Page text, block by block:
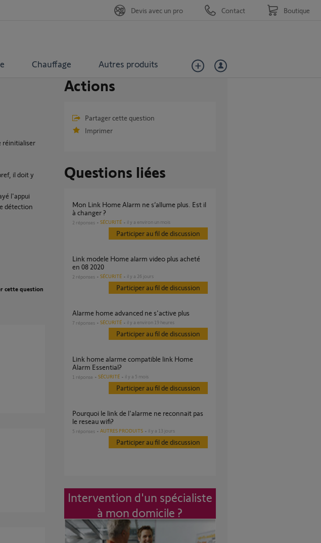
Chauffage Autres produits
Devis avec un pro Contact Boutique
réinitialiser
il doit y
l'appui
détection
cette question
Actions
Partager cette question
Imprimer
Questions liées
Mon Link Home Alarm ne s’allume plus. Est il
à changer ?
2 réponses SÉCURITÉ il y a environ un mois
Participer au fil de discussion
Link modele Home alarm video plus acheté
en 08 2020
2 réponses SÉCURITÉ il y a 26 jours
Participer au fil de discussion
Alarme home advanced ne s'active plus
7 réponses SÉCURITÉ il y a environ 19 heures
Participer au fil de discussion
link home alarme compatible link Home
Alarm Essential?
1 réponse SÉCURITÉ il y a 5 mois
Participer au fil de discussion
Pourquoi le link de l'alarme ne reconnait pas
le reseau wifi?
5 réponses AUTRES PRODUITS il y a 13 jours
Participer au fil de discussion
Intervention d'un spécialiste
à mon domicile ?